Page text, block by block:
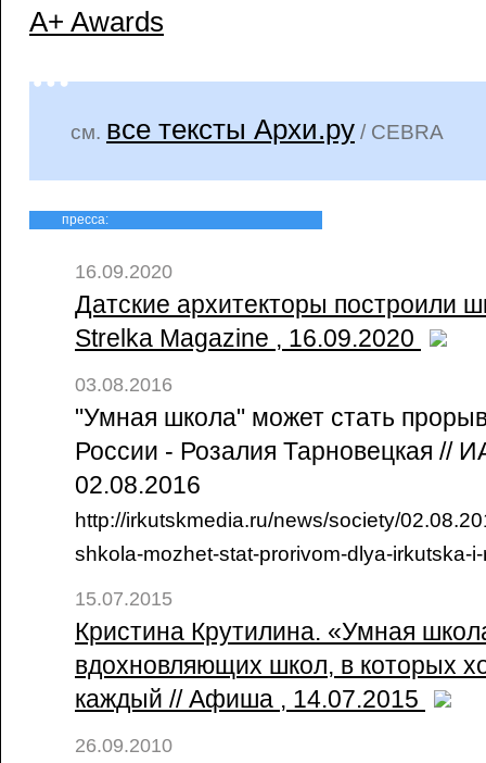
A+ Awards
см. все тексты Архи.ру / CEBRA
пресса:
16.09.2020
Датские архитекторы построили
Strelka Magazine , 16.09.2020
03.08.2016
"Умная школа" может стать
России - Розалия Тарновецкая //
02.08.2016
http://irkutskmedia.ru/news/society/
shkola-mozhet-stat-prorivom-dlya-irkutska-
15.07.2015
Кристина Крутилина. «Умная
вдохновляющих школ, в которых
каждый // Афиша , 14.07.2015
26.09.2010